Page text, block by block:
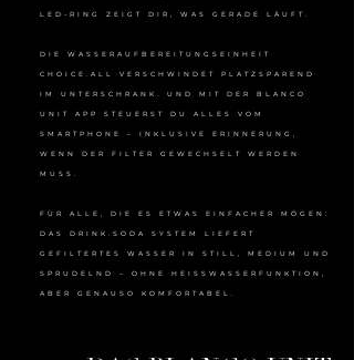
LED-RING ZEIGT DIR, WAS GERADE LÄUFT.
DIE WASSERAUFBEREITUNGSEINHEIT
CHOICE.ALL VERSCHWINDET PLATZSPAREND
IM UNTERSCHRANK. UND MIT DER BLANCO
UNIT APP STEUERST DU ALLES VOM
SMARTPHONE – INKLUSIVE ERINNERUNG,
WENN DER FILTER GEWECHSELT WERDEN
MUSS.
FÜR ALLE, DIE ES ETWAS EINFACHER MÖGEN:
DAS DRINK.SODA SYSTEM LIEFERT
GEFILTERTES WASSER IN STILL, MEDIUM UND
SPRUDELND – OHNE HEISSWASSERFUNKTION,
ABER GENAUSO KOMFORTABEL.